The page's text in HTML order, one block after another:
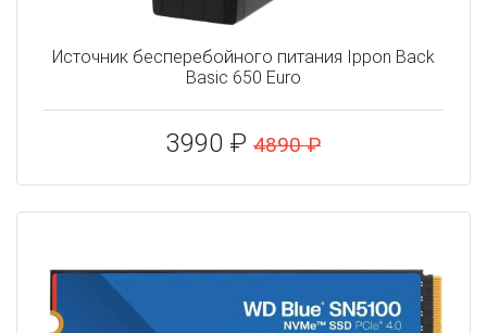
Источник бесперебойного питания Ippon Back
Basic 650 Euro
3990 ₽ 4890 ₽